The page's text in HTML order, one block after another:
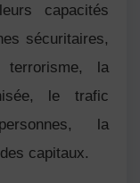
capacités
sécuritaires,
la
le trafic
la
capitaux.